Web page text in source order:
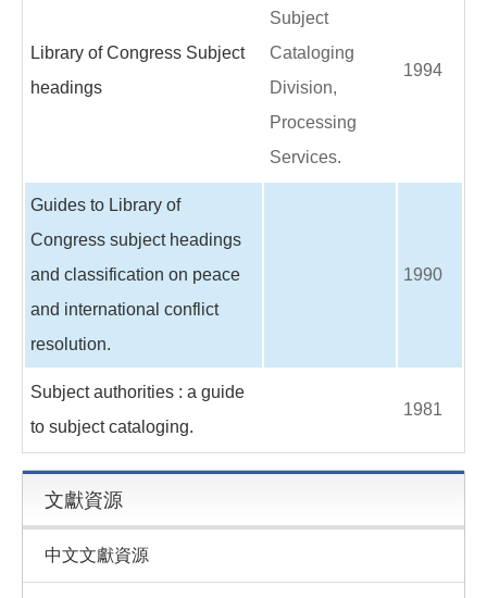
Library of Congress Subject
headings
Subject
Cataloging
Division,
Processing
Services.
1994
Guides to Library of
Congress subject headings
and classification on peace
and international conflict
resolution.
1990
Subject authorities : a guide
to subject cataloging.
1981
文獻資源
中文文獻資源